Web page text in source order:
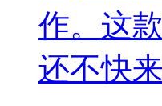
作。这
还不快